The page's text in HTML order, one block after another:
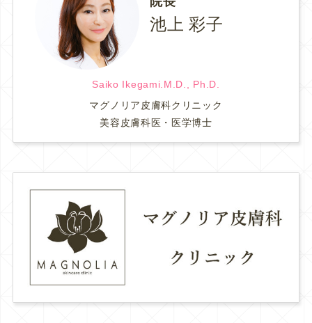
池上 彩子
Saiko Ikegami.M.D., Ph.D.
マグノリア皮膚科クリニック
美容皮膚科医・医学博士